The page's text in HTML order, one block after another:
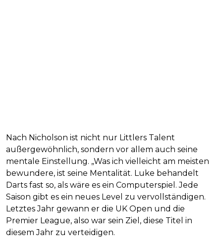
Nach Nicholson ist nicht nur Littlers Talent
außergewöhnlich, sondern vor allem auch seine
mentale Einstellung. „Was ich vielleicht am meisten
bewundere, ist seine Mentalität. Luke behandelt
Darts fast so, als wäre es ein Computerspiel. Jede
Saison gibt es ein neues Level zu vervollständigen.
Letztes Jahr gewann er die UK Open und die
Premier League, also war sein Ziel, diese Titel in
diesem Jahr zu verteidigen.